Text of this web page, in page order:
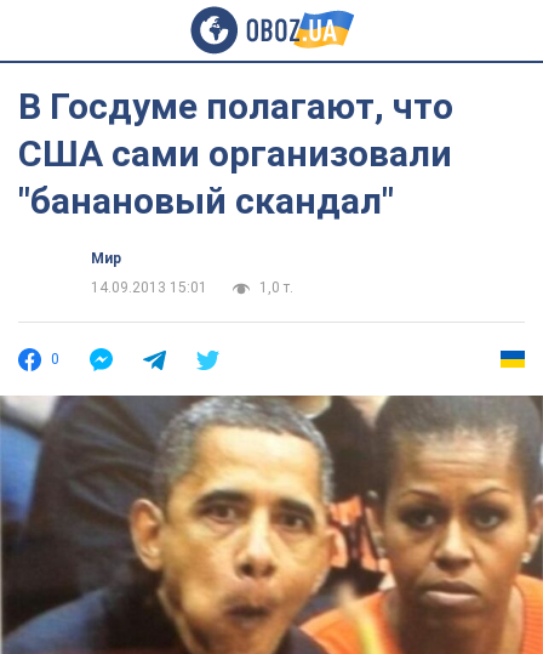
В Госдуме полагают, что
США сами организовали
"банановый скандал"
Мир
14.09.2013 15:01
1,0 т.
0